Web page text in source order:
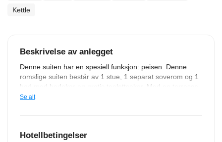
Kettle
Beskrivelse av anlegget
Denne suiten har en spesiell funksjon: peisen. Denne
romslige suiten består av 1 stue, 1 separat soverom og 1
bad med badekar og gratis toalettsaker. Med en terrasse
med hageutsikt, gir denne suiten også en egen inngang
Se alt
Hotellbetingelser